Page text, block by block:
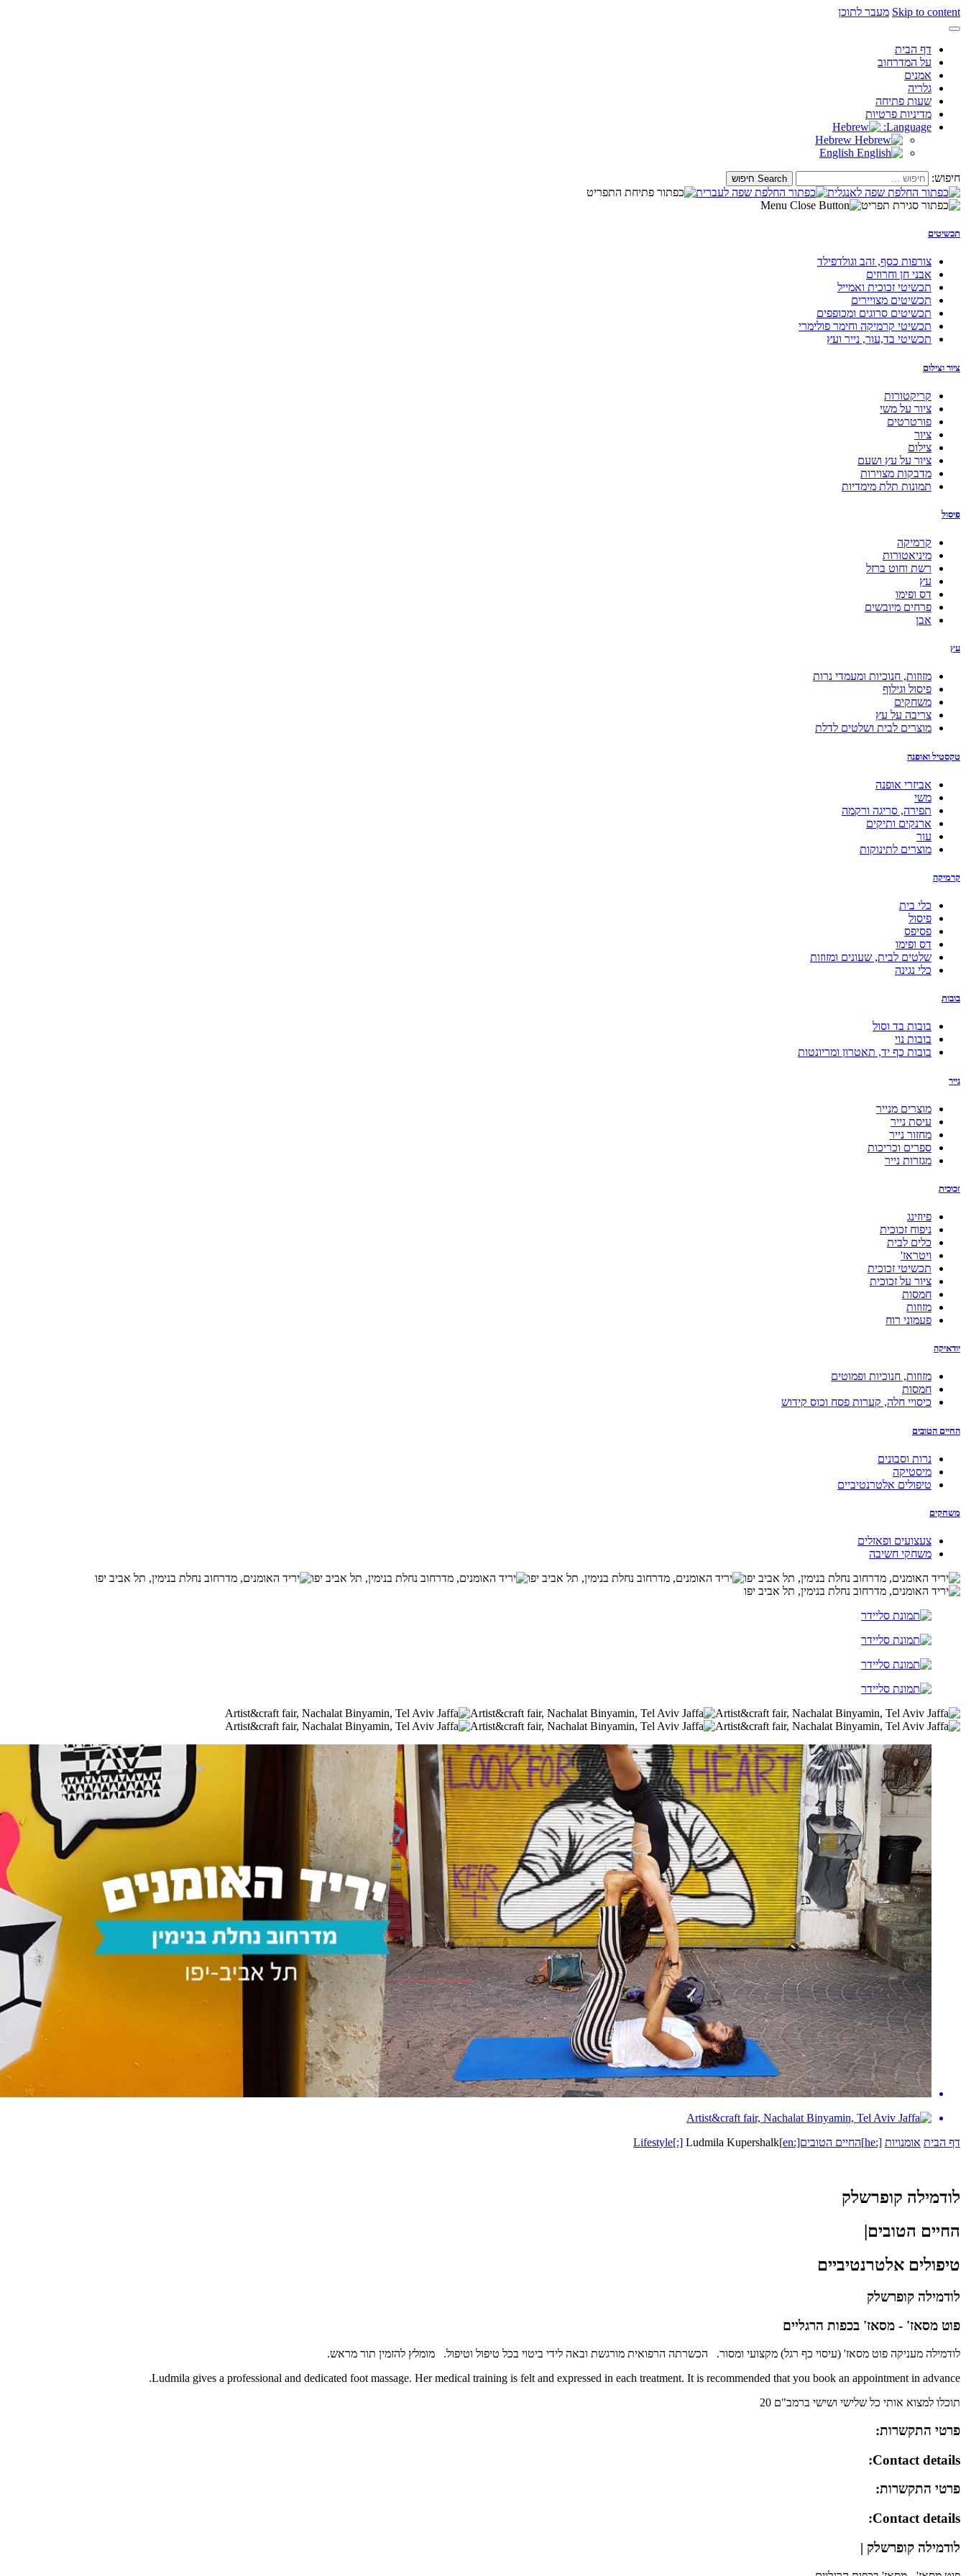
Skip to content מעבר לתוכן
דף הבית
על המדרחוב
אמנים
גלריה
שעות פתיחה
מדיניות פרטיות
Language:
חיפוש:
תכשיטים
צורפות כסף, זהב וגולדפילד
אבני חן וחרוזים
תכשיטי זכוכית ואמייל
תכשיטים מצויירים
תכשיטים סרוגים ומכופפים
תכשיטי קרמיקה וחימר פולימרי
תכשיטי בד,עור, נייר ועץ
ציור וצילום
קריקטורות
ציור על משי
פורטרטים
ציור
צילום
ציור על עץ ושעם
מדבקות מצוירות
תמונות תלת מימדיות
פיסול
קרמיקה
מיניאטורות
רשת וחוט ברזל
עץ
דס ופימו
פרחים מיובשים
אבן
עץ
מזוזות, חנוכיות ומעמדי נרות
פיסול וגילוף
משחקים
צריבה על עץ
מוצרים לבית ושלטים לדלת
טקסטיל ואופנה
אביזרי אופנה
משי
תפירה, סריגה ורקמה
ארנקים ותיקים
עור
מוצרים לתינוקות
קרמיקה
כלי בית
פיסול
פסיפס
דס ופימו
שלטים לבית, שעונים ומזוזות
כלי נגינה
בובות
בובות בד וסול
בובות נוי
בובות כף יד, תאטרון ומריונטות
נייר
מוצרים מנייר
עיסת נייר
מחזור נייר
ספרים וכריכות
מגזרות נייר
זכוכית
פיוזינג
ניפוח זכוכית
כלים לבית
ויטראז'
תכשיטי זכוכית
ציור על זכוכית
חמסות
מזוזות
פעמוני רוח
יודאיקה
מזוזות, חנוכיות ופמוטים
חמסות
כיסויי חלה, קערות פסח וכוס קידוש
החיים הטובים
נרות וסבונים
מיסטיקה
טיפולים אלטרנטיביים
משחקים
צעצועים ופאזלים
משחקי חשיבה
דף הבית אומנויות [:he]החיים הטובים[:en]Lifestyle[:] Ludmila Kupershalk
לודמילה קופרשלק
החיים הטובים|
טיפולים אלטרנטיביים
לודמילה קופרשלק
פוט מסאז' - מסאז' בכפות הרגליים
לודמילה מעניקה פוט מסאז' (עיסוי כף רגל) מקצועי ומסור. הכשרתה הרפואית מורגשת ובאה לידי ביטוי בכל טיפול וטיפול.
מומלץ להזמין תור מראש.
Ludmila gives a professional and dedicated foot massage. Her medical training is felt and expressed in each treatment. It is recommended that you book an appointment in advance.
תוכלו למצוא אותי כל שלישי ושישי ברמב"ם 20
פרטי התקשרות:
Contact details:
פרטי התקשרות:
Contact details:
לודמילה קופרשלק |